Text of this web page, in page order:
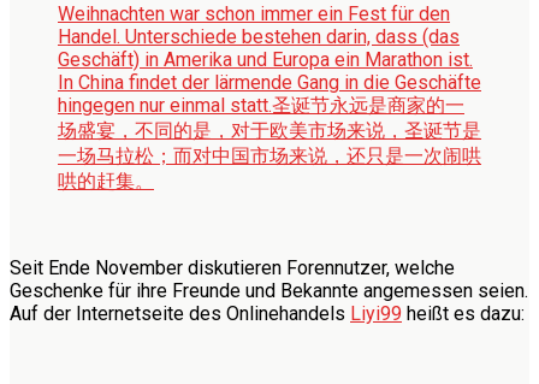
Weihnachten war schon immer ein Fest für den
Handel. Unterschiede bestehen darin, dass (das
Geschäft) in Amerika und Europa ein Marathon ist.
In China findet der lärmende Gang in die Geschäfte
hingegen nur einmal statt.圣诞节永远是商家的一
场盛宴，不同的是，对于欧美市场来说，圣诞节是
一场马拉松；而对中国市场来说，还只是一次闹哄
哄的赶集。
Seit Ende November diskutieren Forennutzer, welche
Geschenke für ihre Freunde und Bekannte angemessen seien.
Auf der Internetseite des Onlinehandels Liyi99 heißt es dazu: